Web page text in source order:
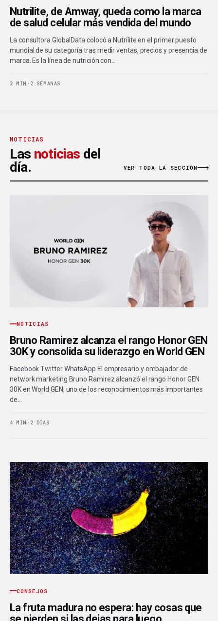
Nutrilite, de Amway, queda como la marca
de salud celular más vendida del mundo
La consultora GlobalData colocó a Nutrilite en el primer puesto
mundial de su categoría tras medir ventas, precios y presencia de
marca. Es la línea de nutrición con…
2 MIN · 2 SEMANAS
NOTICIAS
Las noticias del
día.
VER TODA LA SECCIÓN
NOTICIAS
Bruno Ramirez alcanza el rango Honor GEN
30K y consolida su liderazgo en World GEN
Facebook Twitter WhatsApp El empresario y embajador de
network marketing Bruno Ramirez alcanzó el rango Honor GEN
30K en World GEN, uno de los reconocimientos más importantes
de…
4 MIN · 2 DÍAS
CONSEJOS
La fruta madura no espera: hay cosas que